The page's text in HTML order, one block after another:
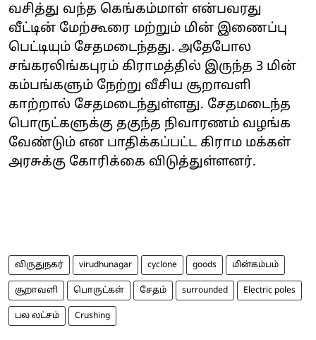
வசித்து வந்த கெங்கம்மாள் என்பவரது
வீட்டின் மேற்கூரை மற்றும் மின் இணைப்பு
பெட்டியும் சேதமடைந்தது. அதேபோல
சங்கரலிங்கபுரம் கிராமத்தில் இருந்த 3 மின்
கம்பங்களும் நேற்று வீசிய சூறாவளி
காற்றால் சேதமடைந்துள்ளது. சேதமடைந்த
பொருட்களுக்கு தகுந்த நிவாரணம் வழங்க
வேண்டும் என பாதிக்கப்பட்ட கிராம மக்கள்
அரசுக்கு கோரிக்கை விடுத்துள்ளனர்.
விருதுநகர் virudhunagar cyclone goods மின்கம்பம்
சூறாவளி பொருட்கள் சேதம் surrounded Electric poles
பல லட்சம் Crushing